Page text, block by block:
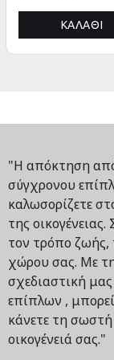
ΚΑΛΆΘΙ
ΚΑΛΆΘΙ
"Η απόκτηση
σύγχρονου
καλωσορίζετε
της
τον τρόπο
χώρου σας. Με
σχεδιαστική
επίπλων ,
κάνετε τη σωστή
οικογένειά σας."